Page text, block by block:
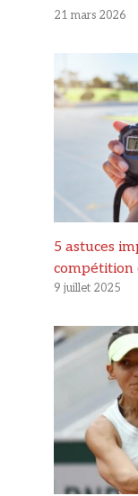
21 mars 2026
5 astuces
compétition
9 juillet 2025